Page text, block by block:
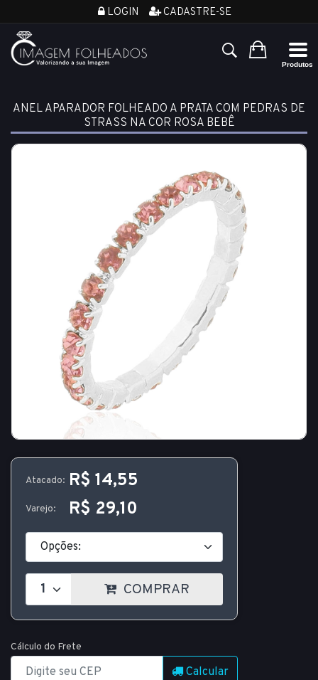
LOGIN CADASTRE-SE
ANEL APARADOR FOLHEADO A PRATA COM PEDRAS DE
STRASS NA COR ROSA BEBÊ
Atacado: R$ 14,55
Varejo: R$ 29,10
COMPRAR
Cálculo do Frete
Calcular